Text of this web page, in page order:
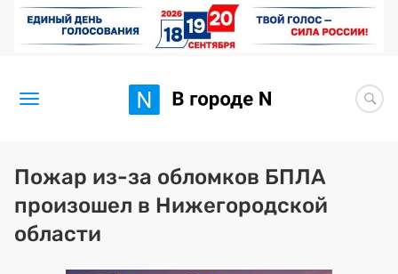
Новости
Статьи
Пожар из-за обломков БПЛА
произошел в Нижегородской
области